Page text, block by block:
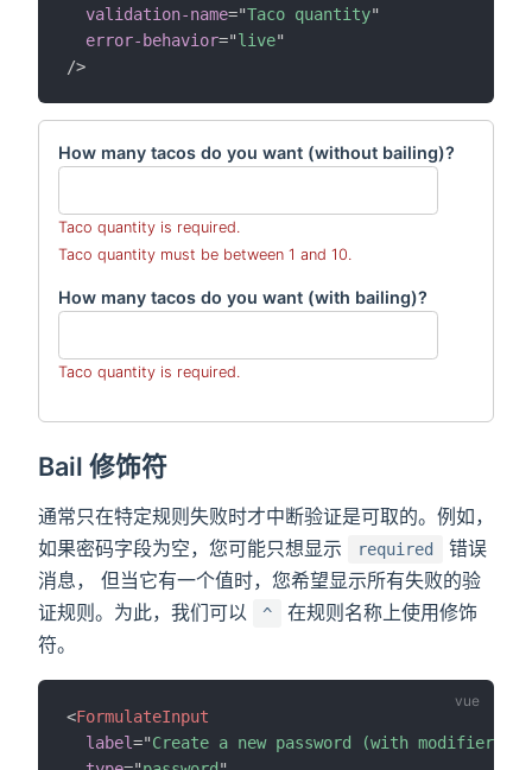
validation-name="Taco quantity"
error-behavior="live"
/>
How many tacos do you want (without bailing)?
Taco quantity is required.
Taco quantity must be between 1 and 10.
How many tacos do you want (with bailing)?
Taco quantity is required.
Bail 修饰符
通常只在特定规则失败时才中断验证是可取的。例如，
如果密码字段为空，您可能只想显示
required
错误
消息， 但当它有一个值时，您希望显示所有失败的验
证规则。为此，我们可以
^
在规则名称上使用修饰
符。
<FormulateInput
label="Create a new password (with modifier)